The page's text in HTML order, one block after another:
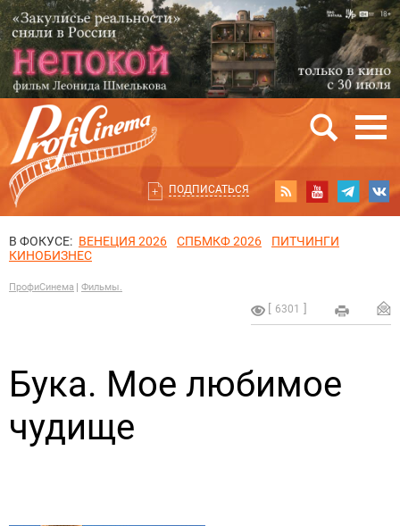
ПОДПИСАТЬСЯ
В ФОКУСЕ: ВЕНЕЦИЯ 2026 СПБМКФ 2026
ПИТЧИНГИ
КИНОБИЗНЕС
ПрофиСинема Фильмы.
6301
Бука. Мое любимое
чудище